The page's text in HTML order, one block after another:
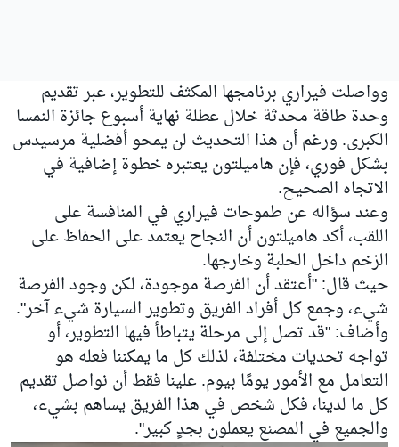
وواصلت فيراري برنامجها المكثف للتطوير، عبر تقديم
وحدة طاقة محدثة خلال عطلة نهاية أسبوع جائزة النمسا
الكبرى. ورغم أن هذا التحديث لن يمحو أفضلية مرسيدس
بشكل فوري، فإن هاميلتون يعتبره خطوة إضافية في
الاتجاه الصحيح.
وعند سؤاله عن طموحات فيراري في المنافسة على
اللقب، أكد هاميلتون أن النجاح يعتمد على الحفاظ على
الزخم داخل الحلبة وخارجها.
حيث قال: "أعتقد أن الفرصة موجودة، لكن وجود الفرصة
شيء، وجمع كل أفراد الفريق وتطوير السيارة شيء آخر".
وأضاف: "قد تصل إلى مرحلة يتباطأ فيها التطوير، أو
تواجه تحديات مختلفة، لذلك كل ما يمكننا فعله هو
التعامل مع الأمور يومًا بيوم. علينا فقط أن نواصل تقديم
كل ما لدينا، فكل شخص في هذا الفريق يساهم بشيء،
والجميع في المصنع يعملون بجدٍ كبير".